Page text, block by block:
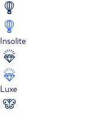
Insolite
Luxe